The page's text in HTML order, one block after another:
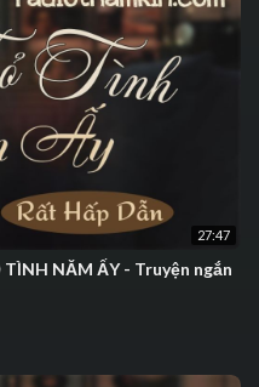
27:47
NĂM ẤY - ⁣Truyện ngắn